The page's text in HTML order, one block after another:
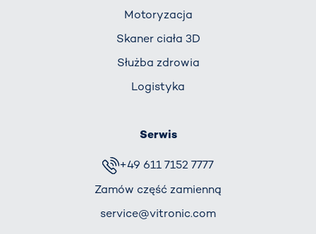
Motoryzacja
Skaner ciała 3D
Służba zdrowia
Logistyka
Serwis
+49 611 7152 7777
Zamów część zamienną
service@vitronic.com